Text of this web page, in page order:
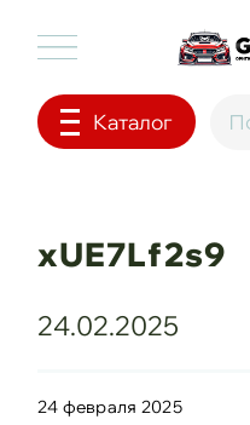
Каталог
xUE7Lf2s9
24.02.2025
24 февраля 2025